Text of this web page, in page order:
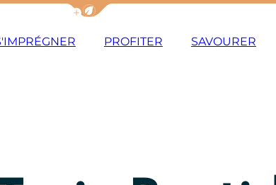
Afficher la barre de navigation du
PROFITER SAVOURER